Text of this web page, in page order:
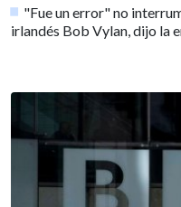
"Fue un error" no
irlandés Bob Vylan, dijo la